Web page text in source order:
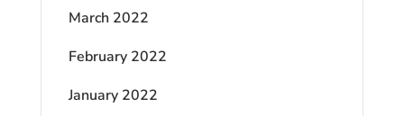
March 2022
February 2022
January 2022